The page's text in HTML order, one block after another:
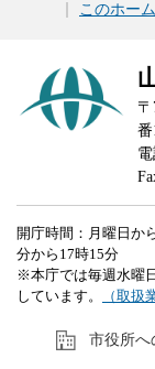
このホー
開庁時間：月曜日か
分から17時15分
※本庁では毎週水曜
しています。
（取扱
市役所へ